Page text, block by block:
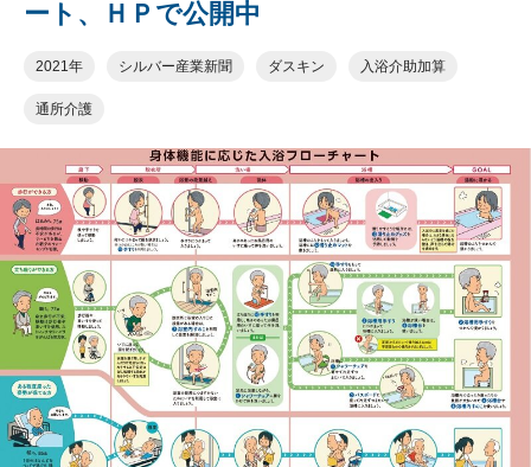
ート、ＨＰで公開中
2021年 シルバー産業新聞 ダスキン 入浴介助加算
通所介護